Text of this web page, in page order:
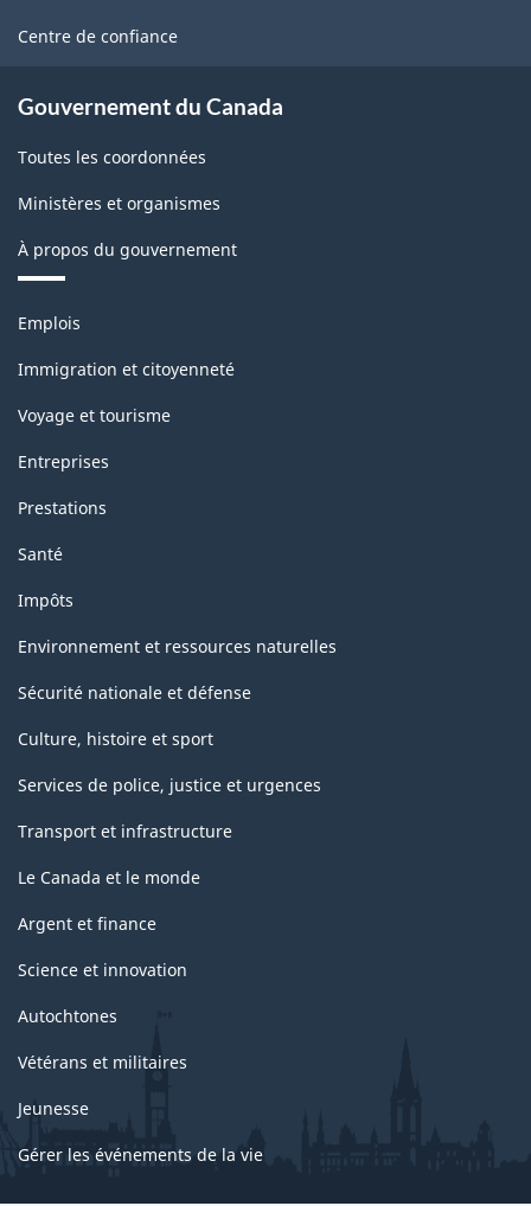
site
Centre de confiance
Gouvernement du Canada
Toutes les coordonnées
Ministères et organismes
À propos du gouvernement
Thèmes
sujets
Emplois
Immigration et citoyenneté
Voyage et tourisme
Entreprises
Prestations
Santé
Impôts
Environnement et ressources naturelles
Sécurité nationale et défense
Culture, histoire et sport
Services de police, justice et urgences
Transport et infrastructure
Le Canada et le monde
Argent et finance
Science et innovation
Autochtones
Vétérans et militaires
Jeunesse
Gérer les événements de la vie